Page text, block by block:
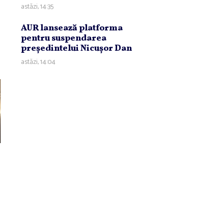
astăzi, 14:35
AUR lansează platforma
pentru suspendarea
preşedintelui Nicuşor Dan
astăzi, 14:04